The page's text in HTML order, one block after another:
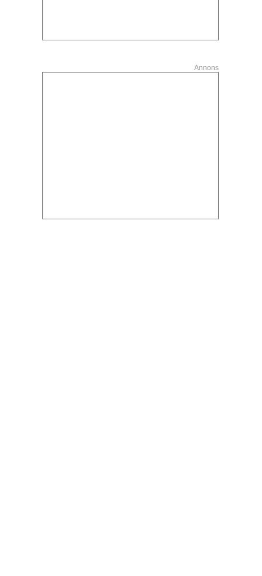
Annons